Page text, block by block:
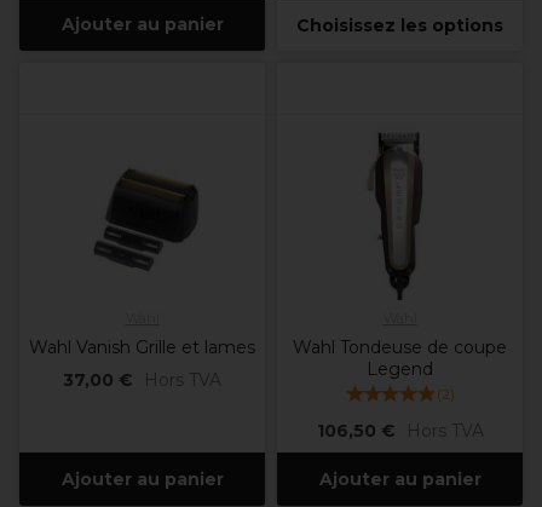
Ajouter au panier Choisissez les options
Wahl Vanish Grille et lames
37,00 €
Hors TVA
Ajouter au panier
Wahl Tondeuse de coupe
Legend
(2)
106,50 € Hors TVA
Ajouter au panier